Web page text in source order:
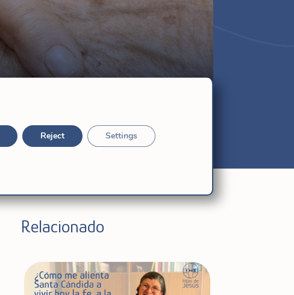
Relacionado
Reject Settings